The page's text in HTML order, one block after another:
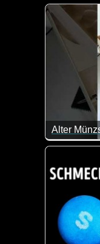
Okay,
Alter
Das Teil